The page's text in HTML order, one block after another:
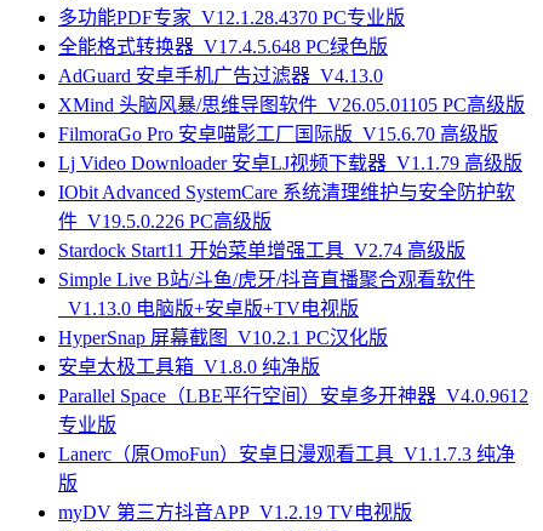
多功能PDF专家_V12.1.28.4370 PC专业版
全能格式转换器_V17.4.5.648 PC绿色版
AdGuard 安卓手机广告过滤器_V4.13.0
XMind 头脑风暴/思维导图软件_V26.05.01105 PC高级版
FilmoraGo Pro 安卓喵影工厂国际版_V15.6.70 高级版
Lj Video Downloader 安卓LJ视频下载器_V1.1.79 高级版
IObit Advanced SystemCare 系统清理维护与安全防护软
件_V19.5.0.226 PC高级版
Stardock Start11 开始菜单增强工具_V2.74 高级版
Simple Live B站/斗鱼/虎牙/抖音直播聚合观看软件
_V1.13.0 电脑版+安卓版+TV电视版
HyperSnap 屏幕截图_V10.2.1 PC汉化版
安卓太极工具箱_V1.8.0 纯净版
Parallel Space（LBE平行空间）安卓多开神器_V4.0.9612
专业版
Lanerc（原OmoFun）安卓日漫观看工具_V1.1.7.3 纯净
版
myDV 第三方抖音APP_V1.2.19 TV电视版